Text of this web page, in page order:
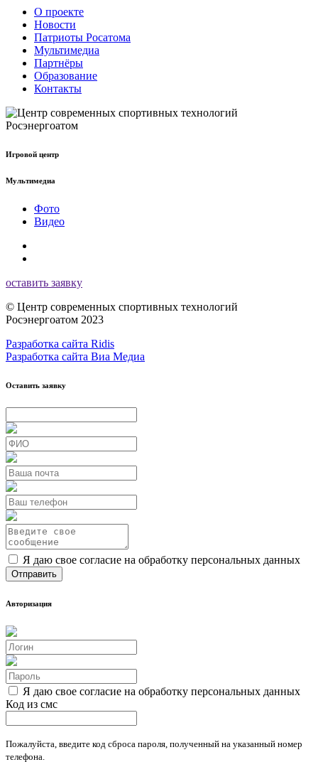
О проекте
Новости
Патриоты Росатома
Мультимедиа
Партнёры
Образование
Контакты
Игровой центр
Мультимедиа
Фото
Видео
оставить заявку
© Центр современных спортивных технологий
Росэнергоатом 2023
Разработка сайта Ridis
Разработка сайта Виа Медиа
Оставить заявку
Я даю свое согласие на обработку персональных данных
Авторизация
Я даю свое согласие на обработку персональных данных
Код из смс
Пожалуйста, введите код сброса пароля, полученный на указанный номер
телефона.